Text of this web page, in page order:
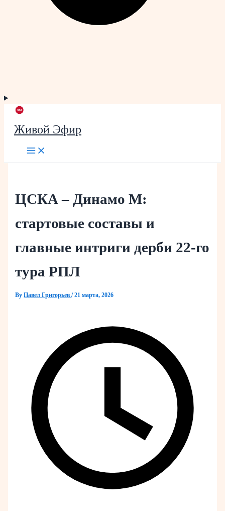
Живой Эфир
ЦСКА – Динамо М:
стартовые составы и
главные интриги дерби 22-го
тура РПЛ
ByПавел Григорьев/21 марта, 2026